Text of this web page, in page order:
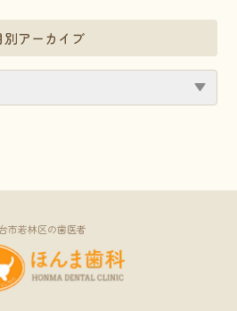
別アーカイブ
市若林区の歯医者